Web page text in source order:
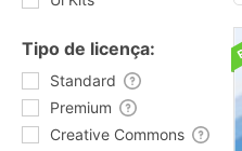
Tipo de licença:
Standard
Premium
Creative Commons